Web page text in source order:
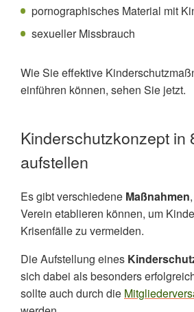
pornographisches Material mit
sexueller Missbrauch
Wie Sie effektive
einführen können, sehen Sie jetzt.
Kinderschutzkonzept in
aufstellen
Es gibt verschiedene Maßnahmen
Verein etablieren können, um
Krisenfälle zu vermeiden.
Die Aufstellung eines
sich dabei als besonders
sollte auch durch die